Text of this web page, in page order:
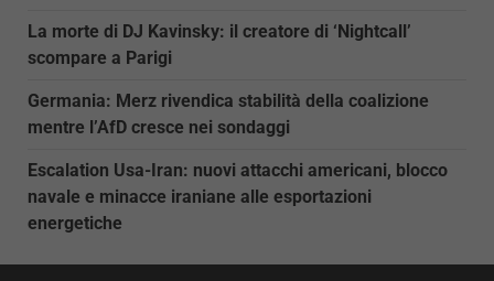
La morte di DJ Kavinsky: il creatore di ‘Nightcall’
scompare a Parigi
Germania: Merz rivendica stabilità della coalizione
mentre l’AfD cresce nei sondaggi
Escalation Usa-Iran: nuovi attacchi americani, blocco
navale e minacce iraniane alle esportazioni
energetiche